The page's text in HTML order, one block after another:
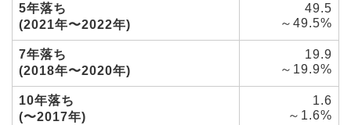
5年落ち
(2021年〜2022年)
49.5
～49.5%
7年落ち
(2018年〜2020年)
19.9
～19.9%
10年落ち
(〜2017年)
1.6
～1.6%